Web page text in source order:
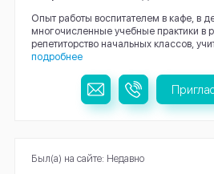
Опыт работы воспитателем в кафе, в
многочисленные учебные практики в
репетиторство начальных классов,
подробнее
Был(а) на сайте: Недавно